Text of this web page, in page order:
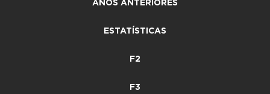
ANOS ANTERIORES
ESTATÍSTICAS
F2
F3